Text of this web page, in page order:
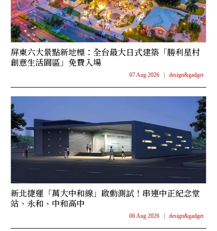
屏東六大景點新地標：全台最大日式建築「勝利星村
創意生活園區」免費入場
07 Aug 2026 design&gadget
新北捷運「萬大中和線」啟動測試！串連中正紀念堂
站、永和、中和高中
06 Aug 2026 design&gadget